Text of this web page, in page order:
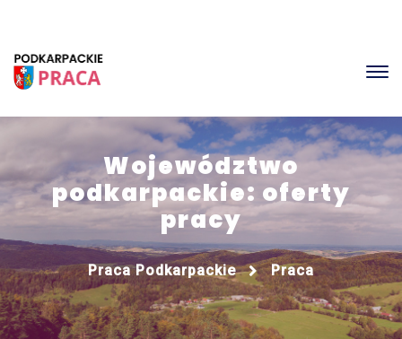
Województwo
podkarpackie: oferty
pracy
Praca Podkarpackie Praca